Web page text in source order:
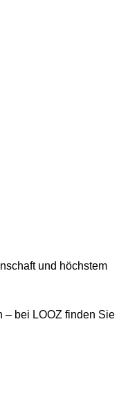
und höchstem
– bei LOOZ finden Sie